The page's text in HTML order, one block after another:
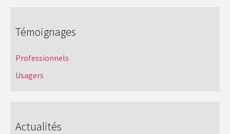
Témoignages
Professionnels
Usagers
Actualités